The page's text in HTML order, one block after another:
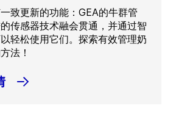
致更新的功能：GEA的牛群管
传感器技术融会贯通，并通过智
轻松使用它们。探索有效管理奶
法！